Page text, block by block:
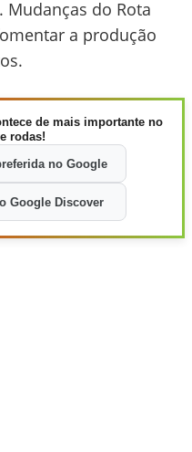
do Rota
a produção
de mais importante no
rodas!
no Google
Google Discover